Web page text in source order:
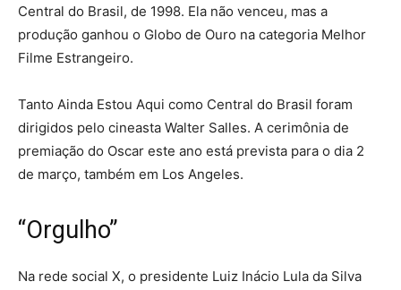
Central do Brasil, de 1998. Ela não venceu, mas a
produção ganhou o Globo de Ouro na categoria Melhor
Filme Estrangeiro.
Tanto Ainda Estou Aqui como Central do Brasil foram
dirigidos pelo cineasta Walter Salles. A cerimônia de
premiação do Oscar este ano está prevista para o dia 2
de março, também em Los Angeles.
“Orgulho”
Na rede social X, o presidente Luiz Inácio Lula da Silva